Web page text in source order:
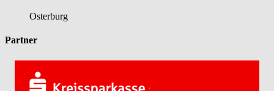
Osterburg
Partner